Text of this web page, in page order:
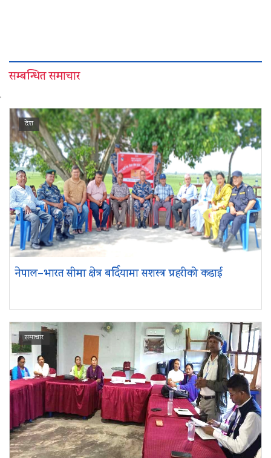
सम्बन्धित समाचार
'
देश
नेपाल–भारत सीमा क्षेत्र बर्दियामा सशस्त्र प्रहरीको कडाई
समाचार